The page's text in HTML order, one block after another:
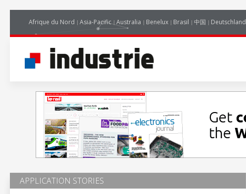
Afrique du Nord Asia-Pacific Australia Benelux Brasil 中国 Deutschland
APPLICATION STORIES